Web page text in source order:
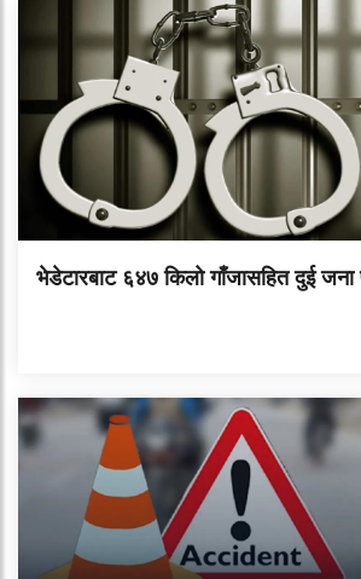
भेडेटारबाट ६४७ किलो गाँजासहित दुई जना